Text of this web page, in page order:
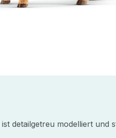
detailgetreu modelliert und